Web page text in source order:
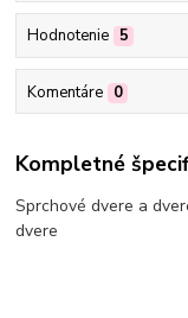
Hodnotenie 5
Komentáre 0
Kompletné
Sprchové dvere a
dvere